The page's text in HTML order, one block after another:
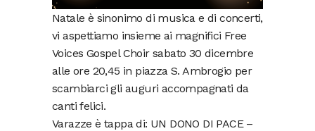
Natale è sinonimo di musica e di concerti,
vi aspettiamo insieme ai magnifici Free
Voices Gospel Choir sabato 30 dicembre
alle ore 20,45 in piazza S. Ambrogio per
scambiarci gli auguri accompagnati da
canti felici.
Varazze è tappa di: UN DONO DI PACE –